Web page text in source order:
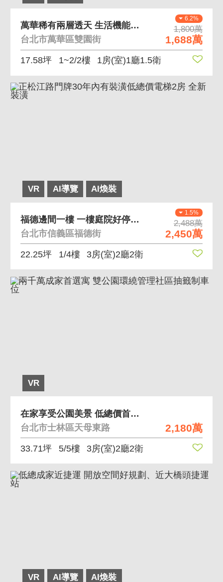
6.2%
1,800萬
1,688萬
萬華稀有兩層透天 生活機能完善
台北市萬華區雙園街
17.58坪 1~2/2樓 1房(室)1廳1.5衛
VR AI導覽 AI煥裝
1.5%
2,488萬
2,450萬
福德邊間一樓 一樓庭院好停車雙面採光
台北市信義區福德街
22.25坪 1/4樓 3房(室)2廳2衛
VR
2,180萬
在家享受公園美景 低總價首購族首選裝潢乾淨景觀讚
台北市士林區天母東路
33.71坪 5/5樓 3房(室)2廳2衛
VR AI導覽 AI煥裝